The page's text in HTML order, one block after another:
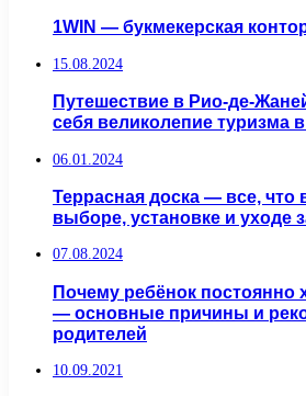
1WIN — букмекерская
15.08.2024
Путешествие в Рио-де-
себя великолепие туризма
06.01.2024
Террасная доска — все, что
выборе, установке и уходе
07.08.2024
Почему ребёнок постоянно
— основные причины и
родителей
10.09.2021